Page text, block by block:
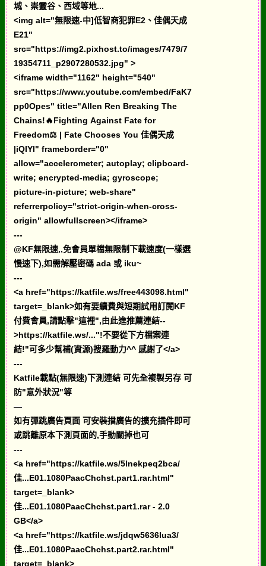
城、崇靈谷、西域等地...
<img alt="無限速-中]低智商犯罪E2、佳偶天成
E21"
src="https://img2.pixhost.to/images/7479/7
19354711_p2907280532.jpg" >
<iframe width="1162" height="540"
src="https://www.youtube.com/embed/FaK7
pp0Opes" title="Allen Ren Breaking The
Chains!🔥Fighting Against Fate for
Freedom⚖️ | Fate Chooses You 佳偶天成
|iQIYI" frameborder="0"
allow="accelerometer; autoplay; clipboard-
write; encrypted-media; gyroscope;
picture-in-picture; web-share"
referrerpolicy="strict-origin-when-cross-
origin" allowfullscreen></iframe>
---
@KF無限速,,免會員單檔無限制下載速度(一樣選
慢速下),如需解壓密碼 ada 或 iku~
---
<a href="https://katfile.ws/free443098.html"
target=_blank>如有要續費與短期試用訂閱KF
付費會員,請點擊"這裡",由此進推薦連結--
>https://katfile.ws/..."!不要從下方檔案連
結!"可多少幫補(資源)搜羅動力^^ 感謝了</a>
---
Katfile載點(無限速)下測連結 可先全複製另存 可
防"意外狀況"等
—
如有彈跳廣告頁面 可安裝擋廣告的擴充插件即可
或跳離原本下測頁面的,手動關掉也可
---
<a href="https://katfile.ws/5lnekpeq2bca/
佳...E01.1080PaacChchst.part1.rar.html"
target=_blank>
佳...E01.1080PaacChchst.part1.rar - 2.0
GB</a>
<a href="https://katfile.ws/jdqw5636lua3/
佳...E01.1080PaacChchst.part2.rar.html"
target=_blank>